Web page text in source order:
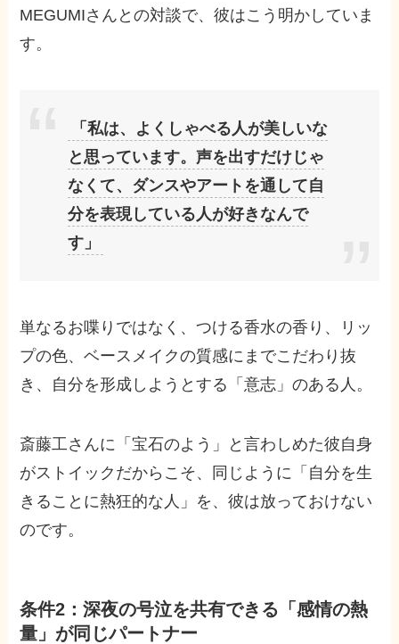
MEGUMIさんとの対談で、彼はこう明かしていま
す。
「私は、よくしゃべる人が美しいな
と思っています。声を出すだけじゃ
なくて、ダンスやアートを通して自
分を表現している人が好きなんで
す」
単なるお喋りではなく、つける香水の香り、リッ
プの色、ベースメイクの質感にまでこだわり抜
き、自分を形成しようとする「意志」のある人。
斎藤工さんに「宝石のよう」と言わしめた彼自身
がストイックだからこそ、同じように「自分を生
きることに熱狂的な人」を、彼は放っておけない
のです。
条件2：深夜の号泣を共有できる「感情の熱
量」が同じパートナー